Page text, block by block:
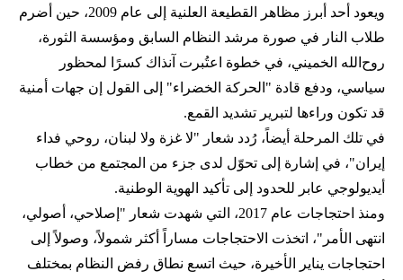
ويعود أحد أبرز مظاهر القطيعة العلنية إلى عام 2009، حين أضرم
طلاب النار في صورة مرشد النظام السابق ومؤسسة الثورة،
روح‌الله الخميني، في خطوة اعتُبرت آنذاك كسرًا لمحظور
سياسي، ودفع قادة "الحركة الخضراء" إلى القول إن جهات أمنية
قد تكون وراءها لتبرير تشديد القمع.
في تلك المرحلة أيضاً، رُدد شعار "لا غزة ولا لبنان، روحي فداء
إيران"، في إشارة إلى تحوّل لدى جزء من المجتمع من خطاب
أيديولوجي عابر للحدود إلى تأكيد الهوية الوطنية.
ومنذ احتجاجات عام 2017، التي شهدت شعار "إصلاحي، أصولي،
انتهى الأمر"، اتخذت الاحتجاجات مساراً أكثر شمولاً، وصولاً إلى
احتجاجات يناير الأخيرة، حيث اتسع نطاق رفض النظام بمختلف